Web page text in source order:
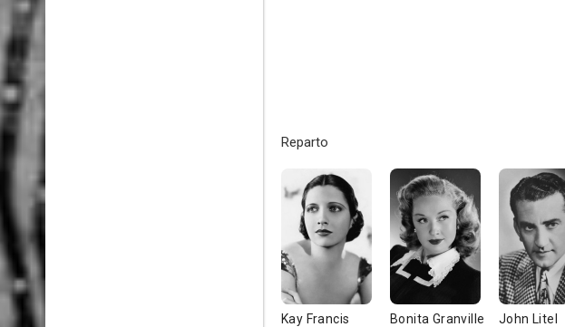
Reparto
Kay Francis Bonita Granville John Litel